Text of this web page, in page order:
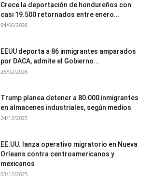
Crece la deportación de hondureños con
casi 19.500 retornados entre enero...
04/06/2026
EEUU deporta a 86 inmigrantes amparados
por DACA, admite el Gobierno...
26/02/2026
Trump planea detener a 80.000 inmigrantes
en almacenes industriales, según medios
24/12/2025
EE.UU. lanza operativo migratorio en Nueva
Orleans contra centroamericanos y
mexicanos
03/12/2025